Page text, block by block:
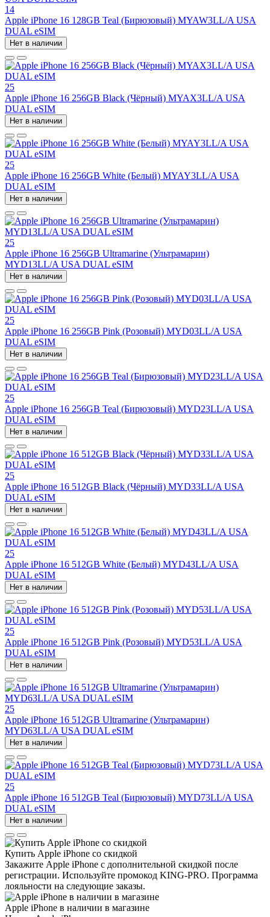
14
Apple iPhone 16 128GB Teal (Бирюзовый) MYAW3LL/A USA
DUAL eSIM
Нет в наличии
25
Apple iPhone 16 256GB Black (Чёрный) MYAX3LL/A USA
DUAL eSIM
Нет в наличии
25
Apple iPhone 16 256GB White (Белый) MYAY3LL/A USA
DUAL eSIM
Нет в наличии
25
Apple iPhone 16 256GB Ultramarine (Ультрамарин)
MYD13LL/A USA DUAL eSIM
Нет в наличии
25
Apple iPhone 16 256GB Pink (Розовый) MYD03LL/A USA
DUAL eSIM
Нет в наличии
25
Apple iPhone 16 256GB Teal (Бирюзовый) MYD23LL/A USA
DUAL eSIM
Нет в наличии
25
Apple iPhone 16 512GB Black (Чёрный) MYD33LL/A USA
DUAL eSIM
Нет в наличии
25
Apple iPhone 16 512GB White (Белый) MYD43LL/A USA
DUAL eSIM
Нет в наличии
25
Apple iPhone 16 512GB Pink (Розовый) MYD53LL/A USA
DUAL eSIM
Нет в наличии
25
Apple iPhone 16 512GB Ultramarine (Ультрамарин)
MYD63LL/A USA DUAL eSIM
Нет в наличии
25
Apple iPhone 16 512GB Teal (Бирюзовый) MYD73LL/A USA
DUAL eSIM
Нет в наличии
Купить Apple iPhone со скидкой
Закажите Apple iPhone с дополнительной скидкой после
регистрации. Используйте промокод KING-PRO. Программа
лояльности на следующие заказы.
Apple iPhone в наличии в магазине